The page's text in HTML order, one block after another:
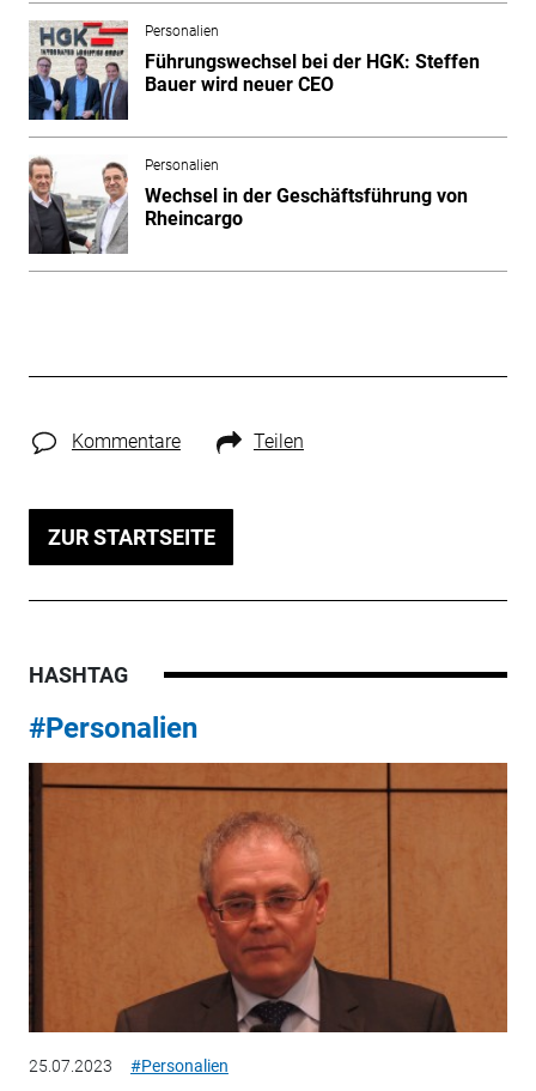
Personalien
Führungswechsel bei der HGK: Steffen
Bauer wird neuer CEO
Personalien
Wechsel in der Geschäftsführung von
Rheincargo
Kommentare Teilen
ZUR STARTSEITE
HASHTAG
#Personalien
25.07.2023 #Personalien